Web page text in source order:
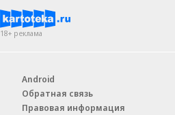
18+ реклама
Android
Обратная связь
Правовая информация